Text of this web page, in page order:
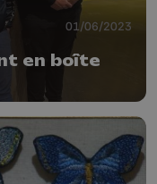
01/06/2023
en boîte